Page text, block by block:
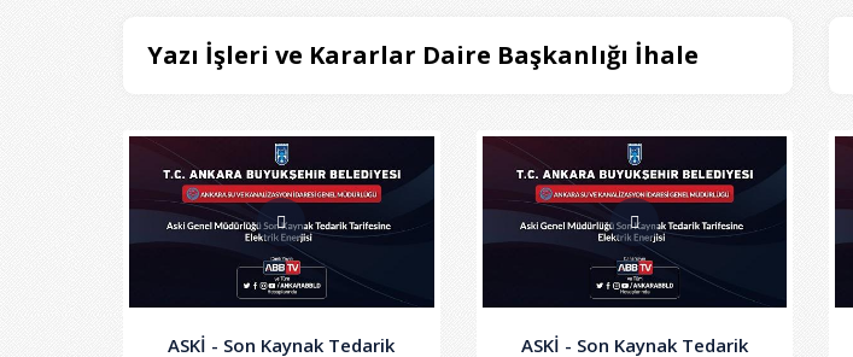
Yazı İşleri ve Kararlar Daire Başkanlığı İhale
ASKİ - Son Kaynak Tedarik
ASKİ - Son Kaynak Tedarik